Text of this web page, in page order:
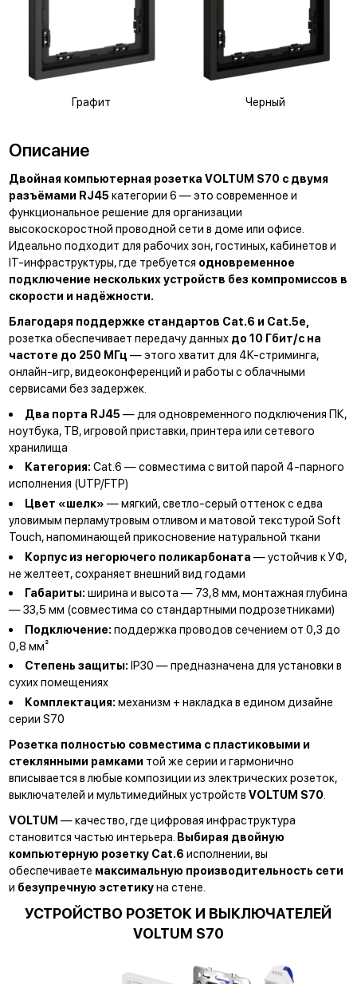
Графит Черный
Описание
Двойная компьютерная розетка VOLTUM S70 с двумя
разъёмами RJ45 категории 6 — это современное и
функциональное решение для организации
высокоскоростной проводной сети в доме или офисе.
Идеально подходит для рабочих зон, гостиных, кабинетов и
IT-инфраструктуры, где требуется одновременное
подключение нескольких устройств без компромиссов в
скорости и надёжности.
Благодаря поддержке стандартов Cat.6 и Cat.5e,
розетка обеспечивает передачу данных до 10 Гбит/с на
частоте до 250 МГц — этого хватит для 4K-стриминга,
онлайн-игр, видеоконференций и работы с облачными
сервисами без задержек.
Два порта RJ45 — для одновременного подключения ПК,
ноутбука, ТВ, игровой приставки, принтера или сетевого
хранилища
Категория: Cat.6 — совместима с витой парой 4-парного
исполнения (UTP/FTP)
Цвет «шелк» — мягкий, светло-серый оттенок с едва
уловимым перламутровым отливом и матовой текстурой Soft
Touch, напоминающей прикосновение натуральной ткани
Корпус из негорючего поликарбоната— устойчив к УФ,
не желтеет, сохраняет внешний вид годами
Габариты: ширина и высота — 73,8 мм, монтажная глубина
— 33,5 мм (совместима со стандартными подрозетниками)
Подключение:поддержка проводов сечением от 0,3 до
0,8 мм²
Степень защиты:IP30 — предназначена для установки в
сухих помещениях
Комплектация:механизм + накладка в едином дизайне
серии S70
Розетка полностью совместима с пластиковыми и
стеклянными рамками той же серии и гармонично
вписывается в любые композиции из электрических розеток,
выключателей и мультимедийных устройств VOLTUM S70
VOLTUM — качество, где цифровая инфраструктура
становится частью интерьера. Выбирая двойную
компьютерную розетку Cat.6 исполнении, вы
обеспечиваете максимальную производительность сети
и безупречную эстетикуна стене.
УСТРОЙСТВО РОЗЕТОК И ВЫКЛЮЧАТЕЛЕЙ
VOLTUM S70